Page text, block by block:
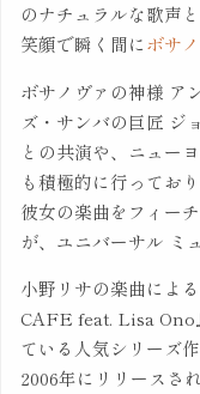
のナチュラルな歌声
笑顔で瞬く間にボサ
ボサノヴァの神様 ア
ズ・サンバの巨匠 ジ
との共演や、ニュー
も積極的に行ってお
彼女の楽曲をフィー
が、ユニバーサル ミ
小野リサの楽曲によ
CAFE feat. Lisa Ono
ている人気シリーズ
2006年にリリースさ